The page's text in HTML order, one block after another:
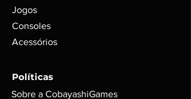
Para itens mais novos, não é
digitais foram ou não foram
utilizados. Exemplo: códigos, DLC’s
selo de garantia intacto;
Alguns produtos podem possui
Jogos
Consoles
Acessórios
Políticas
Sobre a CobayashiGames